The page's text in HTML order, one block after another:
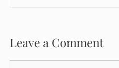
Leave a Comment